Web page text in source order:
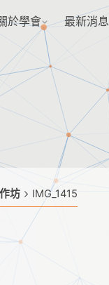
於學會 最新消息
坊 IMG_1415